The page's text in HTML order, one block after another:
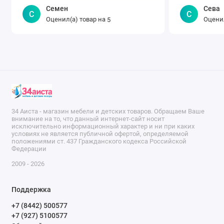
спокойный сон.
• Возраст: с 3 лет (рост до 140 см)
• Максимальная нагрузка: 50 кг
Габариты
• Размер кровати: 167,5х87,5х80 см
С
Семен
Оценил(а) товар на 5
С
Сева
34 Аиста - магазин мебели и детских товаров. Обращаем Ваше
внимание на то, что данный интернет-сайт носит
исключительно информационный характер и ни при каких
условиях не является публичной офертой, определяемой
положениями ст. 437 Гражданского кодекса Российской
Федерации
2009 - 2026
Поддержка
+7 (8442) 500577
+7 (927) 5100577